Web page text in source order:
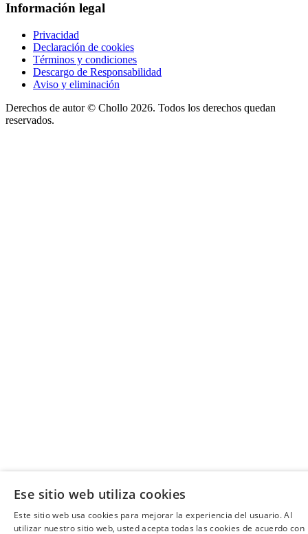
Información legal
Privacidad
Declaración de cookies
Términos y condiciones
Descargo de Responsabilidad
Aviso y eliminación
Derechos de autor © Chollo 2026. Todos los derechos quedan
reservados.
Ese sitio web utiliza cookies
Este sitio web usa cookies para mejorar la experiencia del usuario. Al
utilizar nuestro sitio web, usted acepta todas las cookies de acuerdo con